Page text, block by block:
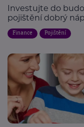
Investujte do
pojištění dobrý
Finance Pojištění